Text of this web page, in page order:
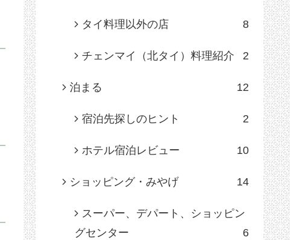
タイ料理以外の店 8
チェンマイ（北タイ）料理紹介 2
泊まる 12
宿泊先探しのヒント 2
ホテル宿泊レビュー 10
ショッピング・みやげ 14
スーパー、デパート、ショッピン
グセンター
6